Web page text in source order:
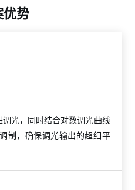
优势
光，同时结合对数调光曲线
制，确保调光输出的超细平